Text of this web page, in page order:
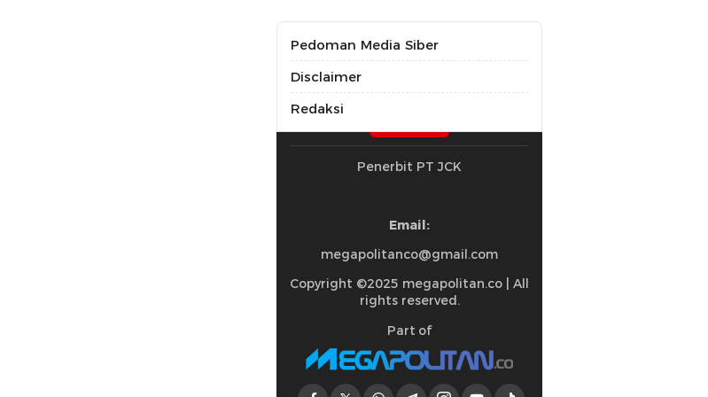
Pedoman Media Siber
Disclaimer
Redaksi
Penerbit PT JCK
Email:
megapolitanco@gmail.com
Copyright ©2025 megapolitan.co | All
rights reserved.
Part of